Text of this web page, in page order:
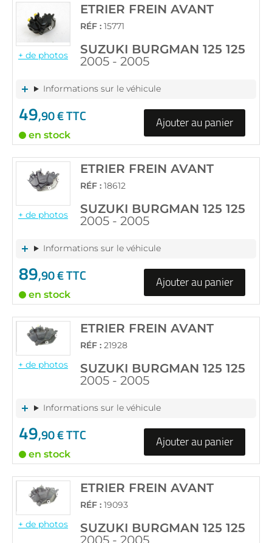
+ de photos
ETRIER FREIN AVANT
RÉF : 15771
SUZUKI BURGMAN 125 125
2005 - 2005
Informations sur le véhicule
49,90 € TTC
en stock
Ajouter au panier
+ de photos
ETRIER FREIN AVANT
RÉF : 18612
SUZUKI BURGMAN 125 125
2005 - 2005
Informations sur le véhicule
89,90 € TTC
en stock
Ajouter au panier
+ de photos
ETRIER FREIN AVANT
RÉF : 21928
SUZUKI BURGMAN 125 125
2005 - 2005
Informations sur le véhicule
49,90 € TTC
en stock
Ajouter au panier
+ de photos
ETRIER FREIN AVANT
RÉF : 19093
SUZUKI BURGMAN 125 125